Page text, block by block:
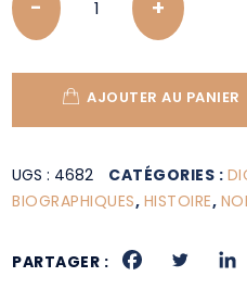
AJOUTER AU PANIER
UGS : 4682 CATÉGORIES :
BIOGRAPHIQUES, HISTOIRE,
PARTAGER :